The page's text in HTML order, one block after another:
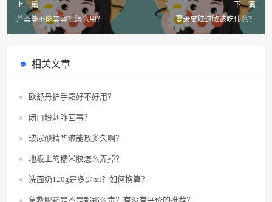
上一篇
芦荟能不能美容？怎么用？
下一篇
夏天皮肤过敏该吃什么？
相关文章
欧舒丹护手霜好不好用？
闭口粉刺咋回事？
玻尿酸精华液能放多久啊？
地板上的糯米胶怎么弄掉？
洗面奶120g是多少ml？如何换算？
急救眼霜是不是都那么贵？有没有平价的推荐？